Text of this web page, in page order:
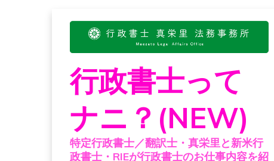
Skip
行政書士って
ナニ？(NEW)
特定行政書士／翻訳士・真栄里と新米行
政書士・RIEが行政書士のお仕事内容を紹